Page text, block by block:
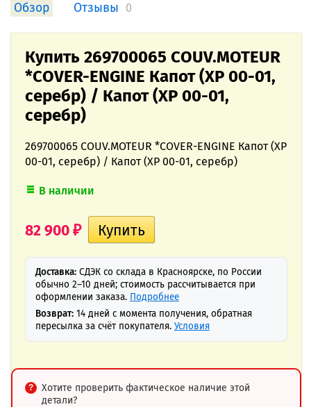
Обзор Отзывы 0
Купить 269700065 COUV.MOTEUR
*COVER-ENGINE Капот (XP 00-01,
серебр) / Капот (XP 00-01,
серебр)
269700065 COUV.MOTEUR *COVER-ENGINE Капот (XP
00-01, серебр) / Капот (XP 00-01, серебр)
В наличии
82 900 ₽
Доставка: СДЭК со склада в Красноярске, по России
обычно 2–10 дней; стоимость рассчитывается при
оформлении заказа. Подробнее
Возврат: 14 дней с момента получения, обратная
пересылка за счёт покупателя. Условия
Хотите проверить фактическое наличие этой
детали?